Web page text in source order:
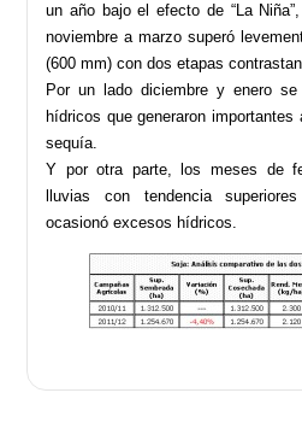
un año bajo el efecto de “La
noviembre a marzo superó
(600 mm) con dos etapas
Por un lado diciembre y enero
hídricos que generaron
sequía.
Y por otra parte, los meses de
lluvias con tendencia
ocasionó excesos hídricos.